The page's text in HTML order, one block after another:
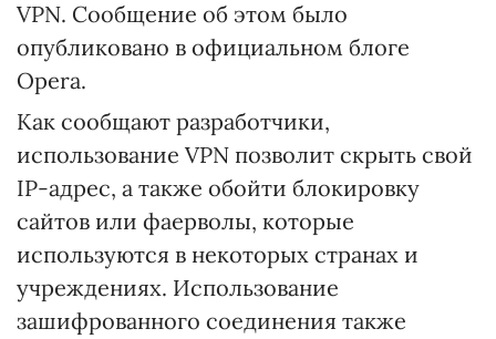
VPN. Сообщение об этом было
опубликовано в официальном блоге
Opera.
Как сообщают разработчики,
использование VPN позволит скрыть свой
IP-адрес, а также обойти блокировку
сайтов или фаерволы, которые
используются в некоторых странах и
учреждениях. Использование
зашифрованного соединения также